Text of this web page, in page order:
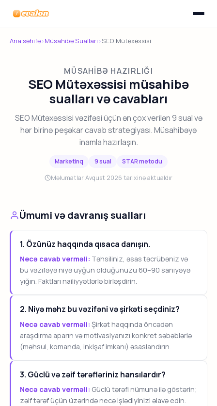
Evalon
Ana səhifə›Müsahibə Sualları ›SEO Mütəxəssisi
MÜSAHIBƏ HAZIRLIĞI
SEO Mütəxəssisi müsahibə
sualları və cavabları
SEO Mütəxəssisi vəzifəsi üçün ən çox verilən 9 sual və
hər birinə peşəkar cavab strategiyası. Müsahibəyə
inamla hazırlaşın.
Marketinq 9 sual
STAR metodu
Məlumatlar Avqust 2026 tarixinə aktualdır
Ümumi və davranış sualları
1. Özünüz haqqında qısaca danışın.
Necə cavab verməli: Təhsiliniz, əsas təcrübəniz və
bu vəzifəyə niyə uyğun olduğunuzu 60–90 saniyəyə
yığın. Faktları nailiyyətlərlə birləşdirin.
2. Niyə məhz bu vəzifəni və şirkəti seçdiniz?
Necə cavab verməli: Şirkət haqqında öncədən
araşdırma aparın və motivasiyanızı konkret səbəblərlə
(məhsul, komanda, inkişaf imkanı) əsaslandırın.
3. Güclü və zəif tərəfləriniz hansılardır?
Necə cavab verməli: Güclü tərəfi nümunə ilə göstərin;
zəif tərəf üçün üzərində necə işlədiyinizi əlavə edin.